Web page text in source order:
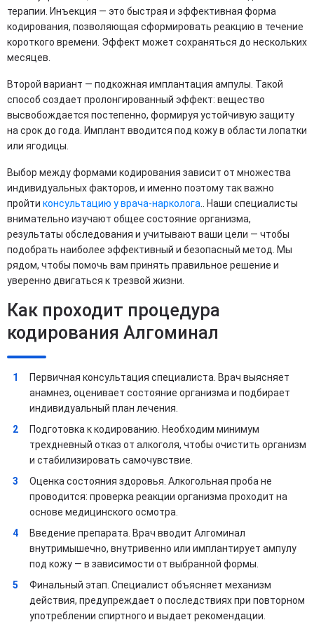
терапии. Инъекция — это быстрая и эффективная форма
кодирования, позволяющая сформировать реакцию в течение
короткого времени. Эффект может сохраняться до нескольких
месяцев.
Второй вариант — подкожная имплантация ампулы. Такой
способ создает пролонгированный эффект: вещество
высвобождается постепенно, формируя устойчивую защиту
на срок до года. Имплант вводится под кожу в области лопатки
или ягодицы.
Выбор между формами кодирования зависит от множества
индивидуальных факторов, и именно поэтому так важно
пройти консультацию у врача-нарколога.. Наши специалисты
внимательно изучают общее состояние организма,
результаты обследования и учитывают ваши цели — чтобы
подобрать наиболее эффективный и безопасный метод. Мы
рядом, чтобы помочь вам принять правильное решение и
уверенно двигаться к трезвой жизни.
Как проходит процедура
кодирования Алгоминал
Первичная консультация специалиста. Врач выясняет
анамнез, оценивает состояние организма и подбирает
индивидуальный план лечения.
Подготовка к кодированию. Необходим минимум
трехдневный отказ от алкоголя, чтобы очистить организм
и стабилизировать самочувствие.
Оценка состояния здоровья. Алкогольная проба не
проводится: проверка реакции организма проходит на
основе медицинского осмотра.
Введение препарата. Врач вводит Алгоминал
внутримышечно, внутривенно или имплантирует ампулу
под кожу — в зависимости от выбранной формы.
Финальный этап. Специалист объясняет механизм
действия, предупреждает о последствиях при повторном
употреблении спиртного и выдает рекомендации.